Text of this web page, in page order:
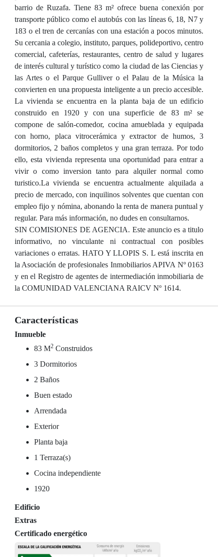
barrio de Ruzafa. Tiene 83 m² ofrece buena conexión por
transporte público como el autobús con las líneas 6, 18, N7 y
183 o el tren de cercanías con una estación a pocos minutos.
Su cercania a colegio, instituto, parques, polideportivo, centro
comercial, cafeterías, restaurantes, centro de salud y lugares
de interés cultural y turístico como la ciudad de las Ciencias y
las Artes o el Parque Gulliver o el Palau de la Música la
convierten en una propuesta inteligente a un precio accesible.
La vivienda se encuentra en la planta baja de un edificio
construido en 1920 y con una superficie de 83 m² se
compone de salón-comedor, cocina amueblada y equipada
con horno, placa vitrocerámica y extractor de humos, 3
dormitorios, 2 baños completos y una gran terraza. Por todo
ello, esta vivienda representa una oportunidad para entrar a
vivir o como inversion tanto para alquiler normal como
turistico.La vivienda se encuentra actualmente alquilada a
precio de mercado, con inquilinos solventes que cuentan con
empleo fijo y nómina, abonando la renta de manera puntual y
regular. Para más información, no dudes en consultarnos.
SIN COMISIONES DE AGENCIA. Este anuncio es a titulo
informativo, no vinculante ni contractual con posibles
variaciones o erratas. HATO Y LLOPIS S. L está inscrita en
la Asociación de profesionales Inmobiliarios APIVA Nº 0163
y en el Registro de agentes de intermediación inmobiliaria de
la COMUNIDAD VALENCIANA RAICV Nº 1614.
Características
Inmueble
83 M2 Construidos
3 Dormitorios
2 Baños
Buen estado
Arrendada
Exterior
Planta baja
1 Terraza(s)
Cocina independiente
1920
Edificio
Extras
Certificado energético